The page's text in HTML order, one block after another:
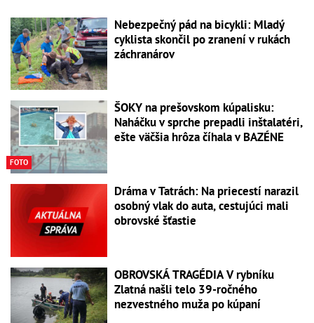
Nebezpečný pád na bicykli: Mladý
cyklista skončil po zranení v rukách
záchranárov
FOTO
ŠOKY na prešovskom kúpalisku:
Naháčku v sprche prepadli inštalatéri,
ešte väčšia hrôza číhala v BAZÉNE
Dráma v Tatrách: Na priecestí narazil
osobný vlak do auta, cestujúci mali
obrovské šťastie
OBROVSKÁ TRAGÉDIA V rybníku
Zlatná našli telo 39-ročného
nezvestného muža po kúpaní